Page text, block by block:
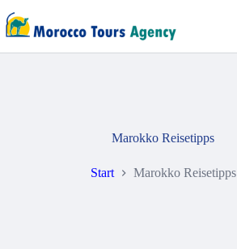
Marokko Reisetipps
Start Marokko Reisetipps